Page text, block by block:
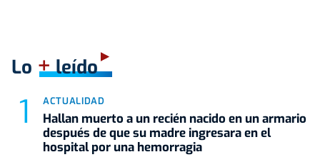
Lo +leído
ACTUALIDAD
Hallan muerto a un recién nacido en un armario
después de que su madre ingresara en el
hospital por una hemorragia